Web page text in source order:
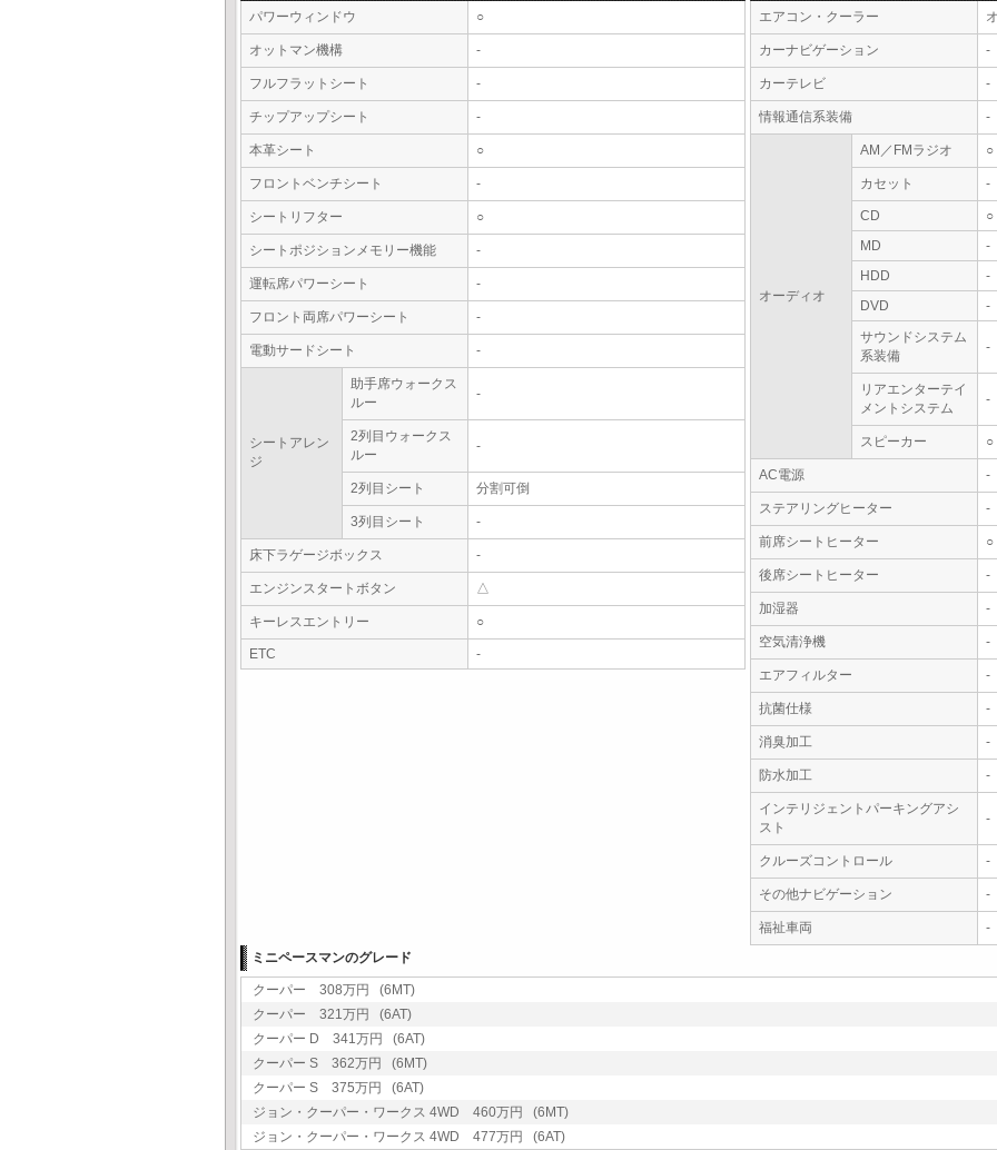
パワーウィンドウ ○
オットマン機構 -
フルフラットシート -
チップアップシート -
本革シート ○
フロントベンチシート -
シートリフター ○
シートポジションメモリー機能 -
運転席パワーシート -
フロント両席パワーシート -
電動サードシート -
シートアレン
ジ
助手席ウォークス
ルー
-
2列目ウォークス
ルー
-
2列目シート 分割可倒
3列目シート -
床下ラゲージボックス -
エンジンスタートボタン △
キーレスエントリー ○
ETC -
エアコン・クーラー
カーナビゲーション -
カーテレビ -
情報通信系装備 -
オーディオ
AM／FMラジオ ○
カセット -
CD
○
MD
-
HDD
-
DVD
-
サウンドシステム
系装備
-
リアエンターテイ
メントシステム
-
スピーカー ○
AC電源 -
ステアリングヒーター -
前席シートヒーター ○
後席シートヒーター -
加湿器 -
空気清浄機 -
エアフィルター -
抗菌仕様 -
消臭加工 -
防水加工 -
インテリジェントパーキングアシ
スト
-
クルーズコントロール -
その他ナビゲーション -
福祉車両
-
ミニペースマンのグレード
クーパー 308万円 (6MT)
クーパー 321万円 (6AT)
クーパー D 341万円 (6AT)
クーパー S 362万円 (6MT)
クーパー S 375万円 (6AT)
ジョン・クーパー・ワークス 4WD 460万円 (6MT)
ジョン・クーパー・ワークス 4WD 477万円 (6AT)